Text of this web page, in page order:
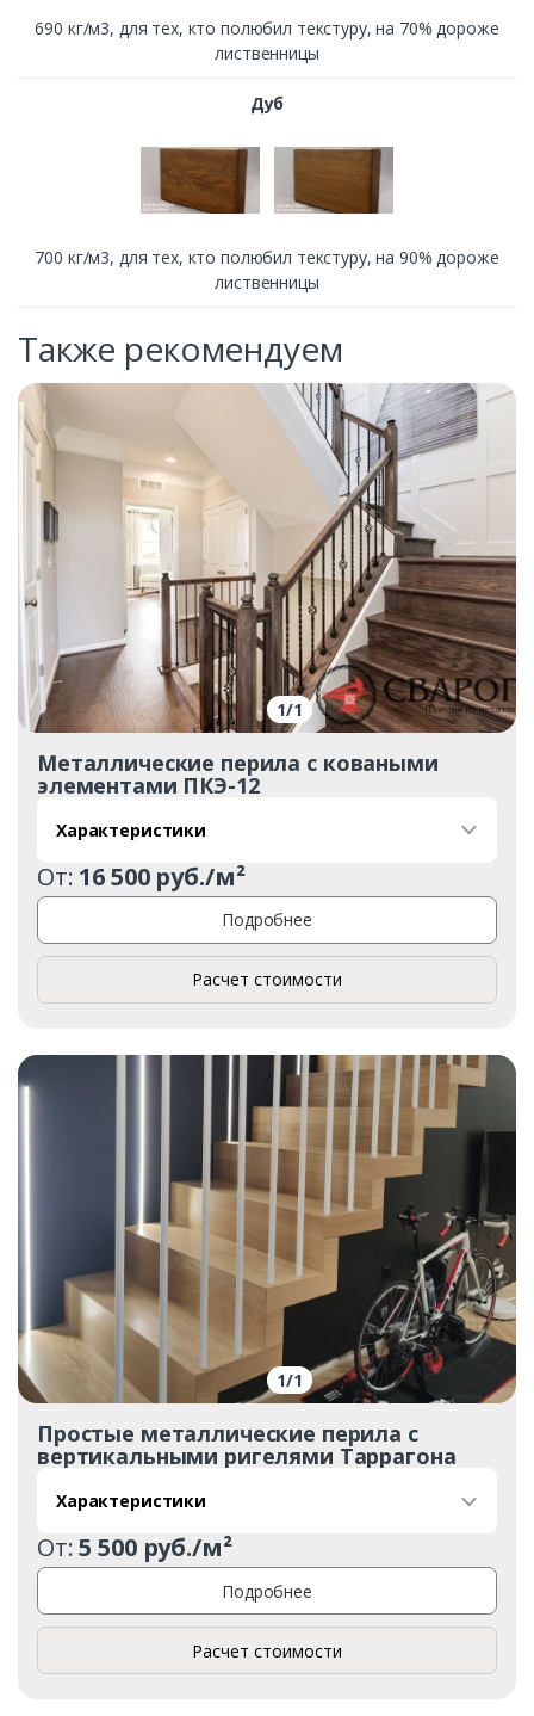
690 кг/м3, для тех, кто полюбил текстуру, на 70% дороже
лиственницы
Дуб
700 кг/м3, для тех, кто полюбил текстуру, на 90% дороже
лиственницы
Также рекомендуем
1/1
Металлические перила с коваными
элементами ПКЭ-12
Характеристики
От: 16 500 руб./м²
Подробнее
Расчет стоимости
1/1
Простые металлические перила с
вертикальными ригелями Таррагона
Характеристики
От:5 500 руб./м²
Подробнее
Расчет стоимости